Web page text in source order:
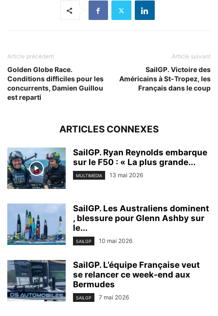
Article précédent
Golden Globe Race.
Conditions difficiles pour les
concurrents, Damien Guillou
est reparti
Article suivant
SailGP. Victoire des
Américains à St-Tropez, les
Français dans le coup
ARTICLES CONNEXES
SailGP. Ryan Reynolds embarque
sur le F50 : « La plus grande...
MULTIMEDIA 13 mai 2026
SailGP. Les Australiens dominent
, blessure pour Glenn Ashby sur
le...
SAILGP 10 mai 2026
SailGP. L’équipe Française veut
se relancer ce week-end aux
Bermudes
SAILGP 7 mai 2026